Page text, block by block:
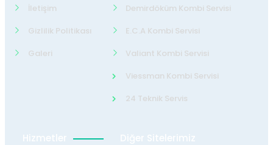
İletişim
Gizlilik Politikası
Galeri
Demirdöküm Kombi Servisi
E.C.A Kombi Servisi
Valiant Kombi Servisi
Viessman Kombi Servisi
24 Teknik Servis
Hizmetler Diğer Sitelerimiz